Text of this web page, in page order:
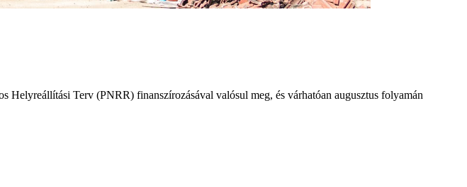
Terv (PNRR) finanszírozásával valósul meg, és várhatóan augusztus folyamán